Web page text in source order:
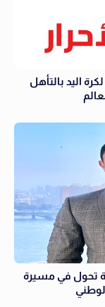
اليد بالتأهل
تحول في مسيرة